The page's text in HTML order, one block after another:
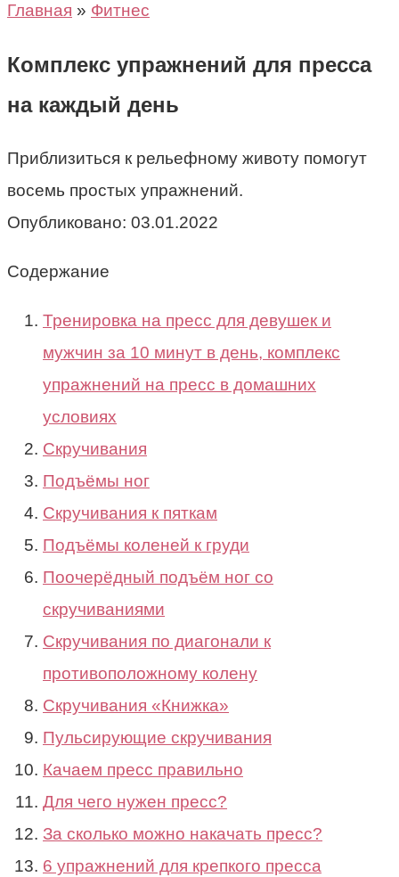
Главная » Фитнес
Комплекс упражнений для пресса
на каждый день
Приблизиться к рельефному животу помогут
восемь простых упражнений.
Опубликовано: 03.01.2022
Содержание
Тренировка на пресс для девушек и
мужчин за 10 минут в день, комплекс
упражнений на пресс в домашних
условиях
Скручивания
Подъёмы ног
Скручивания к пяткам
Подъёмы коленей к груди
Поочерёдный подъём ног со
скручиваниями
Скручивания по диагонали к
противоположному колену
Скручивания «Книжка»
Пульсирующие скручивания
Качаем пресс правильно
Для чего нужен пресс?
За сколько можно накачать пресс?
6 упражнений для крепкого пресса